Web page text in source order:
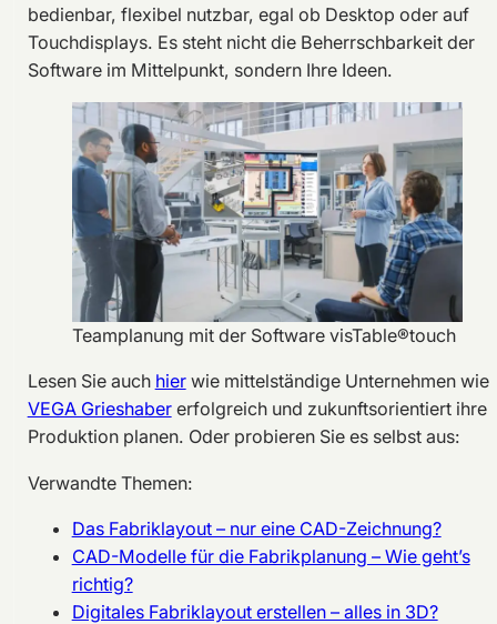
bedienbar, flexibel nutzbar, egal ob Desktop oder auf
Touchdisplays. Es steht nicht die Beherrschbarkeit der
Software im Mittelpunkt, sondern Ihre Ideen.
Teamplanung mit der Software visTable®touch
Lesen Sie auch hierwie mittelständige Unternehmen wie
VEGA Grieshabererfolgreich und zukunftsorientiert ihre
Produktion planen. Oder probieren Sie es selbst aus:
Verwandte Themen:
Das Fabriklayout – nur eine CAD-Zeichnung?
CAD-Modelle für die Fabrikplanung – Wie geht’s
richtig?
Digitales Fabriklayout erstellen – alles in 3D?